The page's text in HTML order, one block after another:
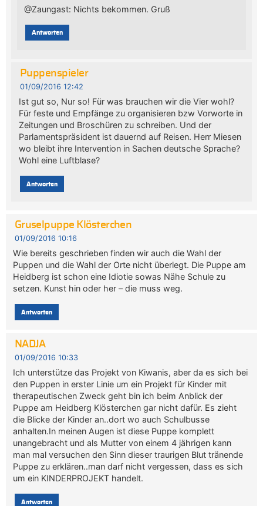
@Zaungast: Nichts bekommen. Gruß
Antworten
Puppenspieler
01/09/2016 12:42
Ist gut so, Nur so! Für was brauchen wir die Vier wohl?
Für feste und Empfänge zu organisieren bzw Vorworte in
Zeitungen und Broschüren zu schreiben. Und der
Parlamentspräsident ist dauernd auf Reisen. Herr Miesen
wo bleibt ihre Intervention in Sachen deutsche Sprache?
Wohl eine Luftblase?
Antworten
Gruselpuppe Klösterchen
01/09/2016 10:16
Wie bereits geschrieben finden wir auch die Wahl der
Puppen und die Wahl der Orte nicht überlegt. Die Puppe am
Heidberg ist schon eine Idiotie sowas Nähe Schule zu
setzen. Kunst hin oder her – die muss weg.
Antworten
NADJA
01/09/2016 10:33
Ich unterstütze das Projekt von Kiwanis, aber da es sich bei
den Puppen in erster Linie um ein Projekt für Kinder mit
therapeutischen Zweck geht bin ich beim Anblick der
Puppe am Heidberg Klösterchen gar nicht dafür. Es zieht
die Blicke der Kinder an..dort wo auch Schulbusse
anhalten.In meinen Augen ist diese Puppe komplett
unangebracht und als Mutter von einem 4 jährigen kann
man mal versuchen den Sinn dieser traurigen Blut tränende
Puppe zu erklären..man darf nicht vergessen, dass es sich
um ein KINDERPROJEKT handelt.
Antworten